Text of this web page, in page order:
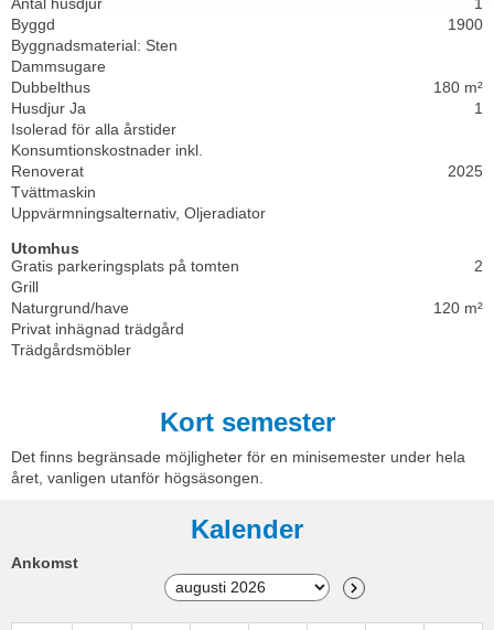
Byggd
1900
Byggnadsmaterial: Sten
Dammsugare
Dubbelthus
180 m²
Husdjur Ja
1
Isolerad för alla årstider
Konsumtionskostnader inkl.
Renoverat
2025
Tvättmaskin
Uppvärmningsalternativ, Oljeradiator
Utomhus
Gratis parkeringsplats på tomten
2
Grill
Naturgrund/have
120 m²
Privat inhägnad trädgård
Trädgårdsmöbler
Kort semester
Det finns begränsade möjligheter för en minisemester under hela
året, vanligen utanför högsäsongen.
Kalender
Ankomst